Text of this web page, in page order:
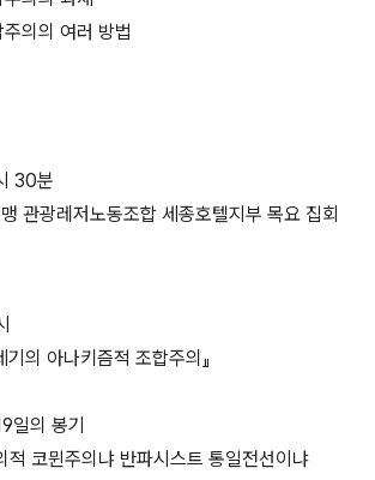
의의 여러 방법
30분
관광레저노동조합 세종호텔지부 목요 집회
기의 아나키즘적 조합주의』
일의 봉기
적 코뮌주의냐 반파시스트 통일전선이냐